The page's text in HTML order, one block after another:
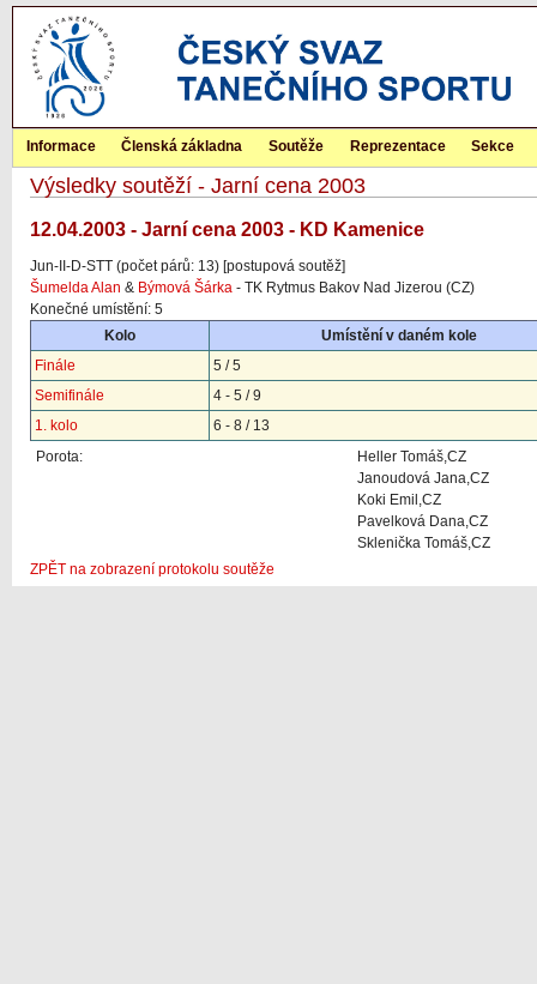
Informace Členská základna Soutěže Reprezentace Sekce
Výsledky soutěží - Jarní cena 2003
12.04.2003 - Jarní cena 2003 - KD Kamenice
Jun-II-D-STT (počet párů: 13) [postupová soutěž]
Šumelda Alan & Býmová Šárka - TK Rytmus Bakov Nad Jizerou (CZ)
Konečné umístění: 5
Kolo
Umístění v daném kole
Finále
5 / 5
Semifinále
4 - 5 / 9
1. kolo
6 - 8 / 13
Porota:
Heller Tomáš,CZ
Janoudová Jana,CZ
Koki Emil,CZ
Pavelková Dana,CZ
Sklenička Tomáš,CZ
ZPĚT na zobrazení protokolu soutěže